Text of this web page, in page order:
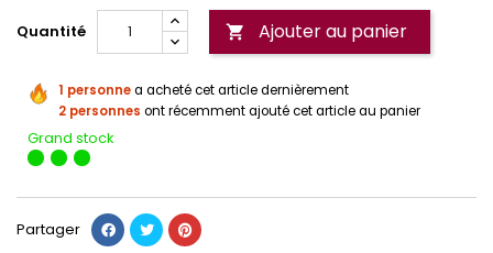
Quantité  Ajouter au panier
1 personnea acheté cet article dernièrement
2 personnes ont récemment ajouté cet article au panier
Grand stock
Partager